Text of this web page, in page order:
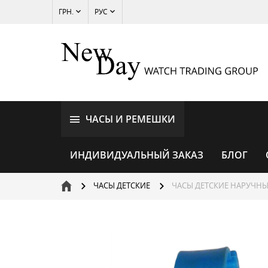
ГРН. РУС
ЧАСЫ И РЕМЕШКИ
ИНДИВИДУАЛЬНЫЙ ЗАКАЗ БЛОГ
ЧАСЫ ДЕТСКИЕ ЧАСЫ ДЕТСКИЕ